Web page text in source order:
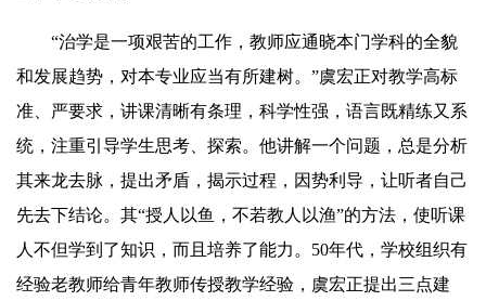
“治学是一项艰苦的工作，教师应通晓本门学科的全貌
和发展趋势，对本专业应当有所建树。”虞宏正对教学高标
准、严要求，讲课清晰有条理，科学性强，语言既精练又系
统，注重引导学生思考、探索。他讲解一个问题，总是分析
其来龙去脉，提出矛盾，揭示过程，因势利导，让听者自己
先去下结论。其“授人以鱼，不若教人以渔”的方法，使听课
人不但学到了知识，而且培养了能力。50年代，学校组织有
经验老教师给青年教师传授教学经验，虞宏正提出三点建